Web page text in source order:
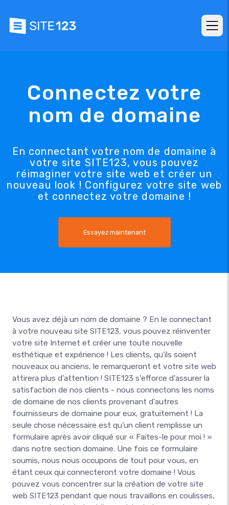
Connectez votre
nom de domaine
En connectant votre nom de domaine à
votre site SITE123, vous pouvez
réimaginer votre site web et créer un
nouveau look ! Configurez votre site web
et connectez votre domaine !
Essayez maintenant
Vous avez déjà un nom de domaine ? En le connectant
à votre nouveau site SITE123, vous pouvez réinventer
votre site Internet et créer une toute nouvelle
esthétique et expérience ! Les clients, qu'ils soient
nouveaux ou anciens, le remarqueront et votre site web
attirera plus d'attention ! SITE123 s'efforce d'assurer la
satisfaction de nos clients - nous connectons les noms
de domaine de nos clients provenant d'autres
fournisseurs de domaine pour eux, gratuitement ! La
seule chose nécessaire est qu'un client remplisse un
formulaire après avoir cliqué sur « Faites-le pour moi ! »
dans notre section domaine. Une fois ce formulaire
soumis, nous nous occupons de tout pour vous, en
étant ceux qui connecteront votre domaine ! Vous
pouvez vous concentrer sur la création de votre site
web SITE123 pendant que nous travaillons en coulisses,